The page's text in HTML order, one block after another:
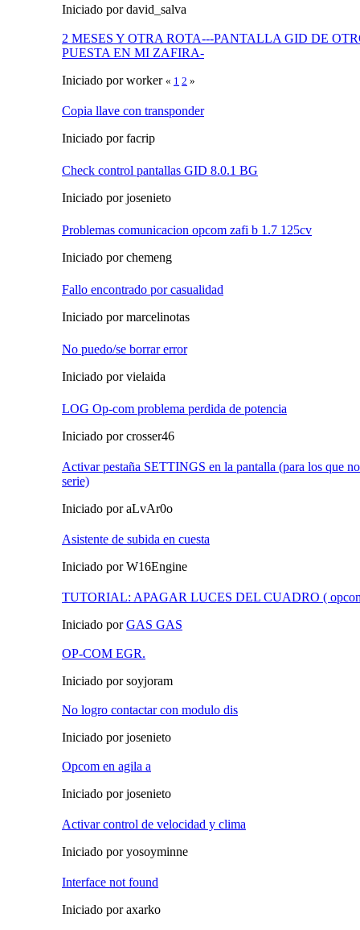
Iniciado por david_salva
2 MESES Y OTRA ROTA---PANTALLA GID DE
PUESTA EN MI ZAFIRA-
Iniciado por worker « 1 2 »
Copia llave con transponder
Iniciado por facrip
Check control pantallas GID 8.0.1 BG
Iniciado por josenieto
Problemas comunicacion opcom zafi b 1.7 125cv
Iniciado por chemeng
Fallo encontrado por casualidad
Iniciado por marcelinotas
No puedo/se borrar error
Iniciado por vielaida
LOG Op-com problema perdida de potencia
Iniciado por crosser46
Activar pestaña SETTINGS en la pantalla (para los que
serie)
Iniciado por aLvAr0o
Asistente de subida en cuesta
Iniciado por W16Engine
TUTORIAL: APAGAR LUCES DEL CUADRO (
Iniciado porGAS GAS
OP-COM EGR.
Iniciado por soyjoram
No logro contactar con modulo dis
Iniciado por josenieto
Opcom en agila a
Iniciado por josenieto
Activar control de velocidad y clima
Iniciado por yosoyminne
Interface not found
Iniciado por axarko